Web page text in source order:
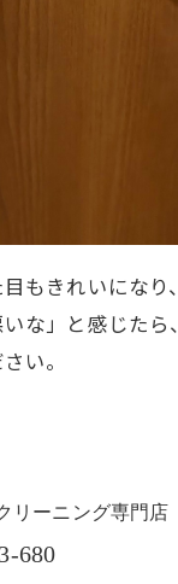
もきれいになり
いな」と感じた
い。
リーニング専門店
680